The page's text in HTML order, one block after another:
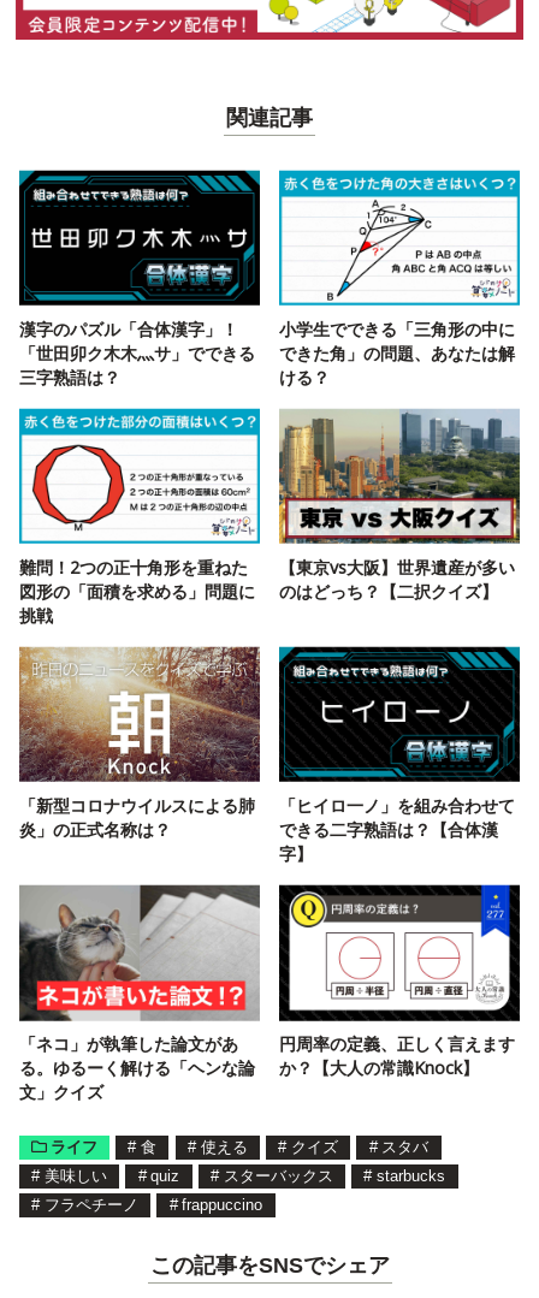
関連記事
漢字のパズル「合体漢字」！
「世田卯ク木木灬サ」でできる
三字熟語は？
小学生でできる「三角形の中に
できた角」の問題、あなたは解
ける？
難問！2つの正十角形を重ねた
図形の「面積を求める」問題に
挑戦
【東京vs大阪】世界遺産が多い
のはどっち？【二択クイズ】
「新型コロナウイルスによる肺
炎」の正式名称は？
「ヒイロ一ノ」を組み合わせて
できる二字熟語は？【合体漢
字】
「ネコ」が執筆した論文があ
る。ゆるーく解ける「ヘンな論
文」クイズ
円周率の定義、正しく言えます
か？【大人の常識Knock】
ライフ # 食 # 使える # クイズ # スタバ
# 美味しい # quiz # スターバックス # starbucks
# フラペチーノ # frappuccino
この記事をSNSでシェア